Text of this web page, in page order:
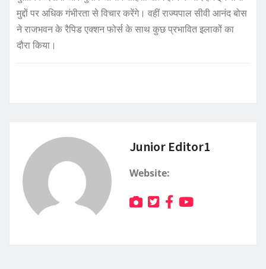
मुद्दों पर अधिक गंभीरता से विचार करेंगे। वहीं राज्यपाल सीवी आनंद बोस
ने राजभवन के रैपिड एक्शन फोर्स के साथ कुछ प्रभावित इलाकों का
दौरा किया।
Junior Editor1
Website: